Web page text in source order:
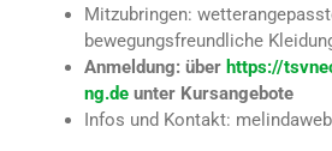
Mitzubringen:
bewegungsfreundliche
Anmeldung: über https://
ng.deunter Kursangebote
Infos und Kontakt: